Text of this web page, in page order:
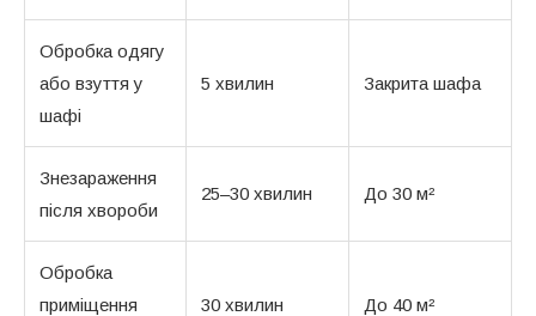
Обробка одягу
або взуття у
шафі
5 хвилин Закрита шафа
Знезараження
після хвороби
25–30 хвилин До 30 м²
Обробка
приміщення
30 хвилин До 40 м²